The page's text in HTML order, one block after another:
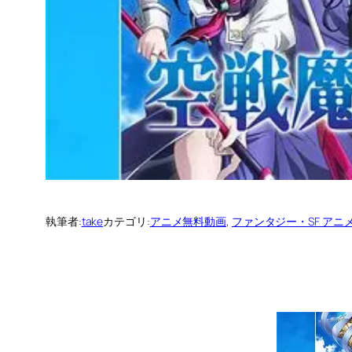
執筆者:takeカテゴリ:アニメ無料動画, ファンタジー・SF アニ